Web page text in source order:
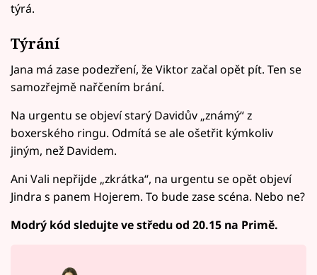
týrá.
Týrání
Jana má zase podezření, že Viktor začal opět pít. Ten se
samozřejmě nařčením brání.
Na urgentu se objeví starý Davidův „známý“ z
boxerského ringu. Odmítá se ale ošetřit kýmkoliv
jiným, než Davidem.
Ani Vali nepřijde „zkrátka“, na urgentu se opět objeví
Jindra s panem Hojerem. To bude zase scéna. Nebo ne?
Modrý kód sledujte ve středu od 20.15 na Primě.